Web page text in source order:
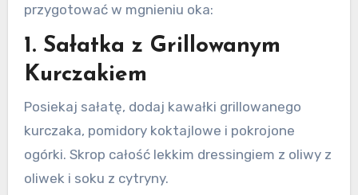
przygotować w mgnieniu oka:
1. Sałatka z Grillowanym
Kurczakiem
Posiekaj sałatę, dodaj kawałki grillowanego
kurczaka, pomidory koktajlowe i pokrojone
ogórki. Skrop całość lekkim dressingiem z oliwy z
oliwek i soku z cytryny.